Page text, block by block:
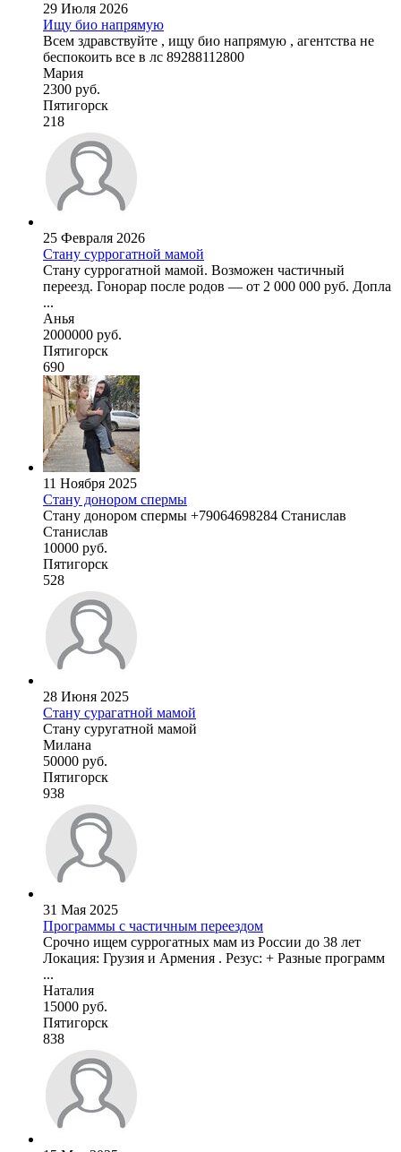
29 Июля 2026
Ищу био напрямую
Всем здравствуйте , ищу био напрямую , агентства не
беспокоить все в лс 89288112800
Мария
2300 руб.
Пятигорск
218
25 Февраля 2026
Стану суррогатной мамой
Стану суррогатной мамой. Возможен частичный
переезд. Гонорар после родов — от 2 000 000 руб. Допла
...
Анья
2000000 руб.
Пятигорск
690
11 Ноября 2025
Стану донором спермы
Стану донором спермы +79064698284 Станислав
Станислав
10000 руб.
Пятигорск
528
28 Июня 2025
Стану сурагатной мамой
Стану суругатной мамой
Милана
50000 руб.
Пятигорск
938
31 Мая 2025
Программы с частичным переездом
Срочно ищем суррогатных мам из России до 38 лет
Локация: Грузия и Армения . Резус: + Разные программ
...
Наталия
15000 руб.
Пятигорск
838